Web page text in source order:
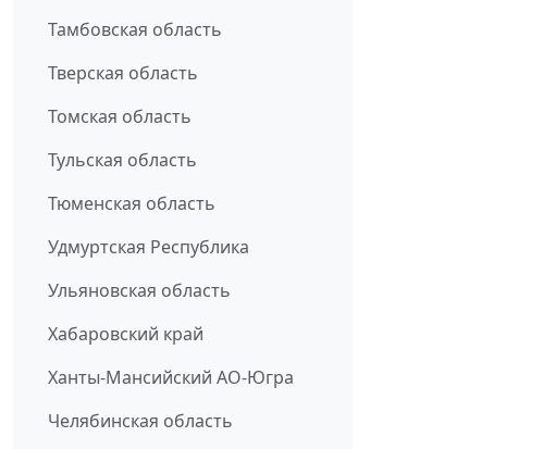
Тамбовская область
Тверская область
Томская область
Тульская область
Тюменская область
Удмуртская Республика
Ульяновская область
Хабаровский край
Ханты-Мансийский АО-Югра
Челябинская область